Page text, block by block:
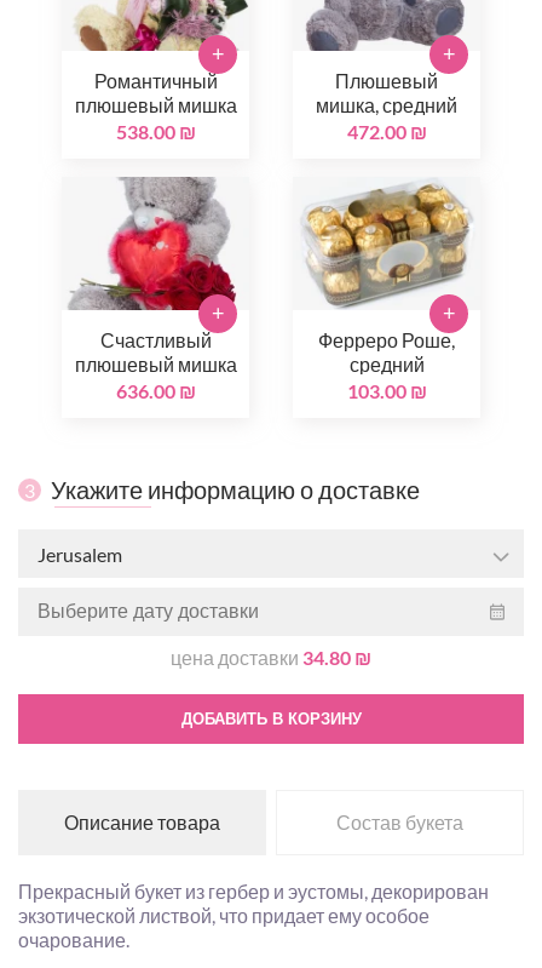
Романтичный
плюшевый мишка
538.00 ₪
+
Плюшевый
мишка, средний
472.00 ₪
+
Счастливый
плюшевый мишка
636.00 ₪
+
Ферреро Роше,
средний
103.00 ₪
+
3 Укажите информацию о доставке
Jerusalem
цена доставки 34.80 ₪
ДОБАВИТЬ В КОРЗИНУ
Описание товара Состав букета
Прекрасный букет из гербер и эустомы, декорирован
экзотической листвой, что придает ему особое
очарование.